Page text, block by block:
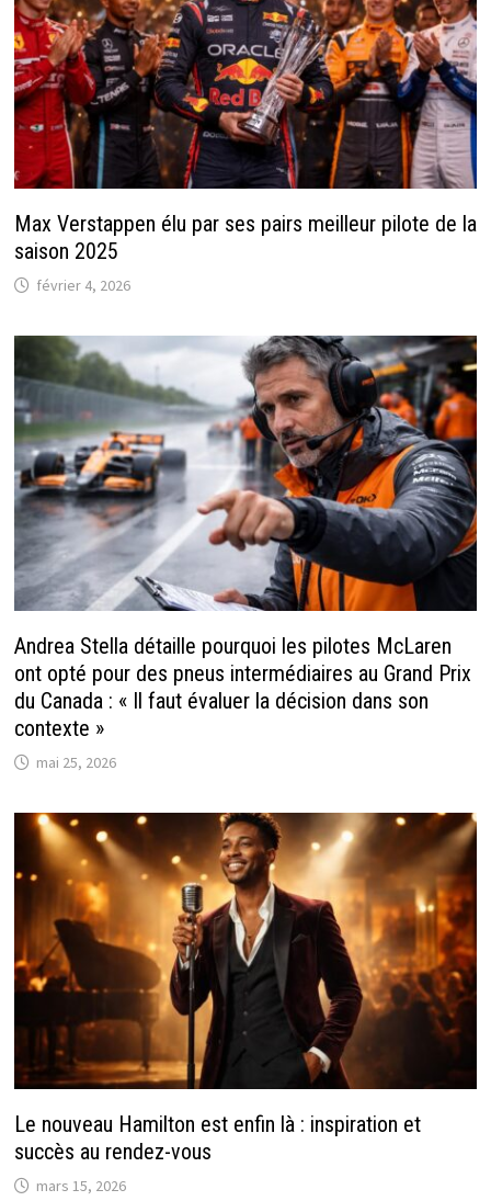
Max Verstappen élu par ses pairs meilleur pilote de la
saison 2025
février 4, 2026
Andrea Stella détaille pourquoi les pilotes McLaren
ont opté pour des pneus intermédiaires au Grand Prix
du Canada : « Il faut évaluer la décision dans son
contexte »
mai 25, 2026
Le nouveau Hamilton est enfin là : inspiration et
succès au rendez-vous
mars 15, 2026